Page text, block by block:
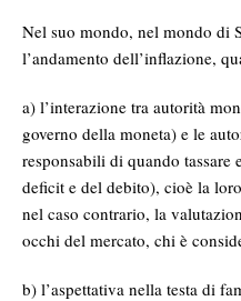
Nel suo mondo, nel mondo di
l’andamento dell’inflazione,
a) l’interazione tra autorità
governo della moneta) e le
responsabili di quando
deficit e del debito), cioè la
nel caso contrario, la
occhi del mercato, chi è
b) l’aspettativa nella testa di